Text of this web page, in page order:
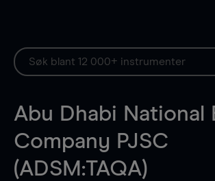
Abu Dhabi National
Company PJSC
(ADSM:TAQA)